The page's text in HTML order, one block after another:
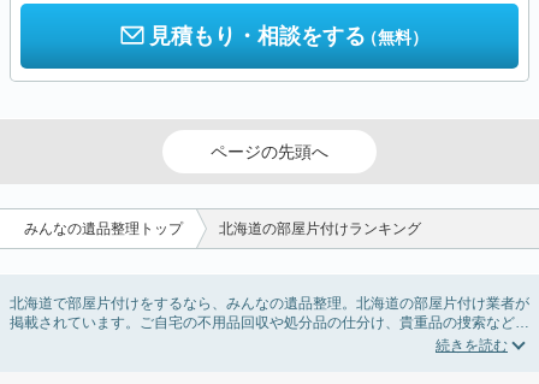
見積もり・相談をする（無料）
ページの先頭へ
みんなの遺品整理トップ 北海道の部屋片付けランキング
北海道で部屋片付けをするなら、みんなの遺品整理。北海道の部屋片付け業者が
掲載されています。ご自宅の不用品回収や処分品の仕分け、貴重品の捜索などの
依頼ができます。北海道の部屋片付けの料金相場情報だけで業者を決められない